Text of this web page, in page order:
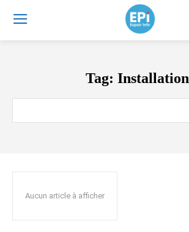
Tag: Installation
Aucun article à afficher